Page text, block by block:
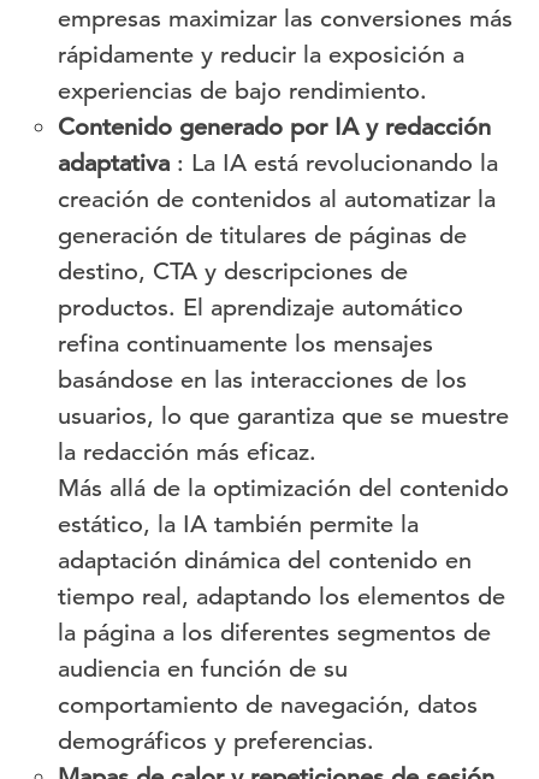
empresas maximizar las conversiones más
rápidamente y reducir la exposición a
experiencias de bajo rendimiento.
Contenido generado por IA y redacción
adaptativa : La IA está revolucionando la
creación de contenidos al automatizar la
generación de titulares de páginas de
destino, CTA y descripciones de
productos. El aprendizaje automático
refina continuamente los mensajes
basándose en las interacciones de los
usuarios, lo que garantiza que se muestre
la redacción más eficaz.
Más allá de la optimización del contenido
estático, la IA también permite la
adaptación dinámica del contenido en
tiempo real, adaptando los elementos de
la página a los diferentes segmentos de
audiencia en función de su
comportamiento de navegación, datos
demográficos y preferencias.